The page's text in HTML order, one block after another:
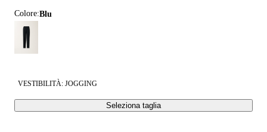
Colore: blu
VESTIBILITÀ: JOGGING
Seleziona taglia